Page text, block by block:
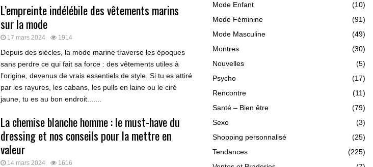
L’empreinte indélébile des vêtements marins
sur la mode
17 mars 2024 1914
Depuis des siècles, la mode marine traverse les époques
sans perdre ce qui fait sa force : des vêtements utiles à
l’origine, devenus de vrais essentiels de style. Si tu es attiré
par les rayures, les cabans, les pulls en laine ou le ciré
jaune, tu es au bon endroit.......
La chemise blanche homme : le must-have du
dressing et nos conseils pour la mettre en
valeur
14 mars 2024 1616
Mode Enfant
(10)
Mode Féminine
(91)
Mode Masculine
(49)
Montres
(30)
Nouvelles
(5)
Psycho
(17)
Rencontre
(11)
Santé – Bien être
(79)
Sexo
(3)
Shopping personnalisé
(25)
Tendances
(225)